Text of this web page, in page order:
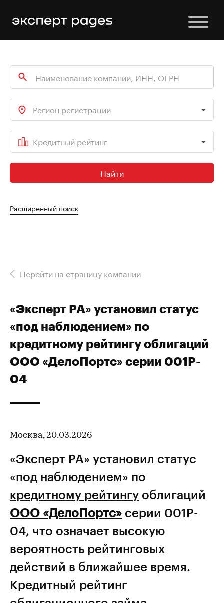
Регион регистрации
Кредитный рейтинг
Найти
Расширенный поиск
Перейти на страницу компании
«Эксперт РА» установил статус
«под наблюдением» по
кредитному рейтингу облигаций
ООО «ДелоПортс» серии 001P-
04
Москва, 20.03.2026
«Эксперт РА» установил статус
«под наблюдением» по
кредитному рейтингу облигаций
ООО «ДелоПортс» серии 001P-
04, что означает высокую
вероятность рейтинговых
действий в ближайшее время.
Кредитный рейтинг